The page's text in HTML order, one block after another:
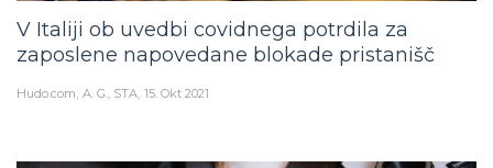
V Italiji ob uvedbi covidnega potrdila za
zaposlene napovedane blokade pristanišč
Hudo.com A. G., STA 15. Okt 2021